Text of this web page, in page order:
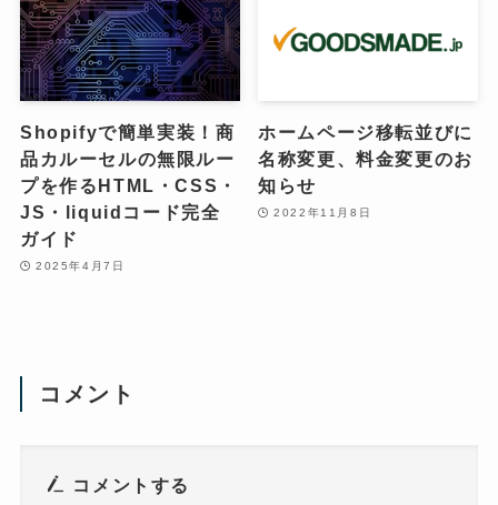
Shopifyで簡単実装！商
品カルーセルの無限ルー
プを作るHTML・CSS・
JS・liquidコード完全
ガイド
2025年4月7日
ホームページ移転並びに
名称変更、料金変更のお
知らせ
2022年11月8日
コメント
コメントする